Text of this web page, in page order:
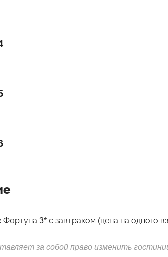
3* с завтраком (цена на одного
за собой право изменить